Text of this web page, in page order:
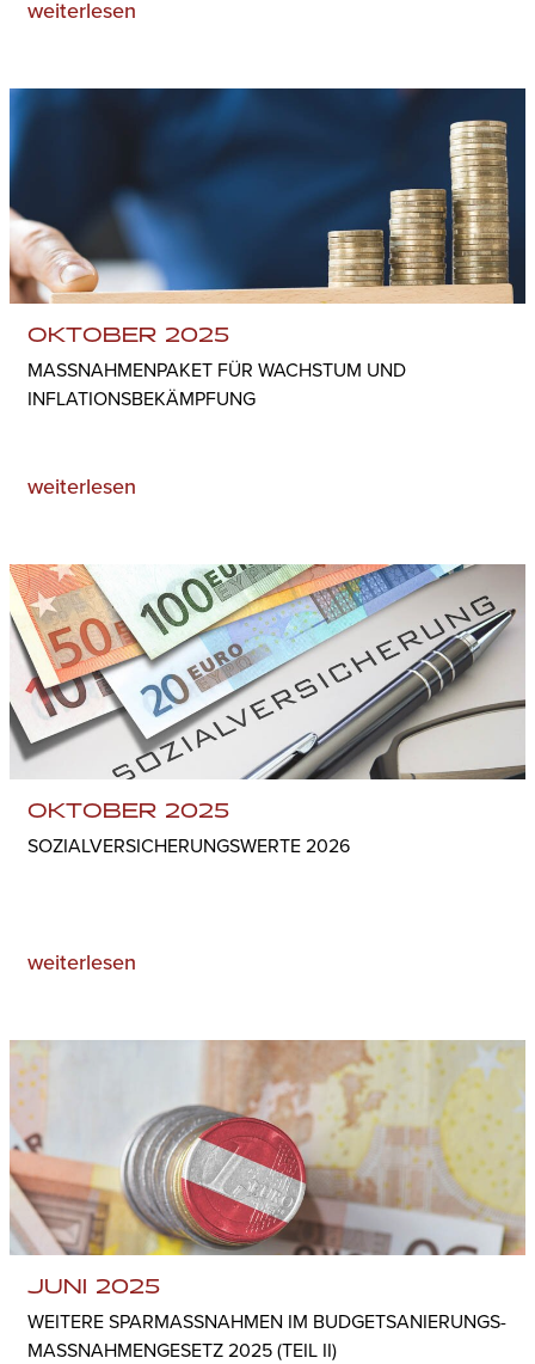
weiterlesen
OKTOBER 2025
MASSNAHMENPAKET FÜR WACHSTUM UND I
NFLATIONSBEKÄMPFUNG
weiterlesen
OKTOBER 2025
SOZIALVERSICHERUNGSWERTE 2026
weiterlesen
JUNI 2025
WEITERE SPARMASSNAHMEN IM BUDGETSANIERUNGS­M
ASSNAHMENGESETZ 2025 (TEIL II)